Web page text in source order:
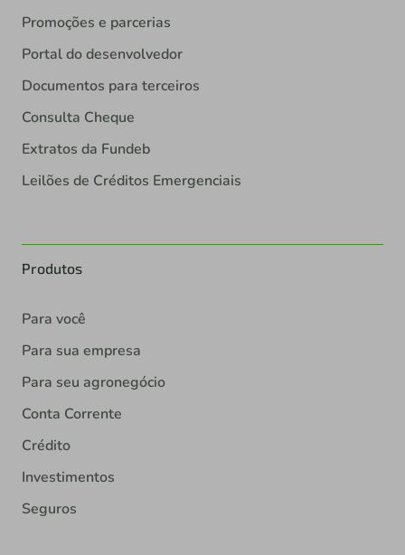
Promoções e parcerias
Portal do desenvolvedor
Documentos para terceiros
Consulta Cheque
Extratos da Fundeb
Leilões de Créditos Emergenciais
Produtos
Para você
Para sua empresa
Para seu agronegócio
Conta Corrente
Crédito
Investimentos
Seguros